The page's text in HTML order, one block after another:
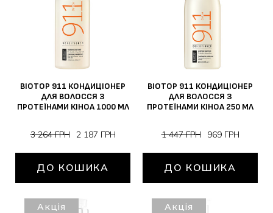
BIOTOP 911 КОНДИЦІОНЕР
ДЛЯ ВОЛОССЯ З
ПРОТЕЇНАМИ КІНОА 1000 МЛ
3 264 ГРН 2 187 ГРН
ДО КОШИКА
BIOTOP 911 КОНДИЦІОНЕР
ДЛЯ ВОЛОССЯ З
ПРОТЕЇНАМИ КІНОА 250 МЛ
1 447 ГРН 969 ГРН
ДО КОШИКА
Акція Акція